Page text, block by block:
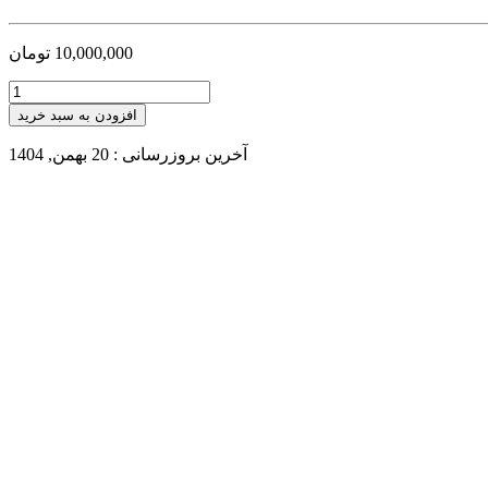
10,000,000 تومان
افزودن به سبد خرید
آخرین بروزرسانی : 20 بهمن, 1404